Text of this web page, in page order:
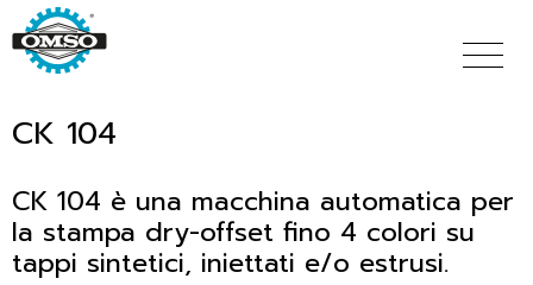
Salta
al
contenuto
CK 104
CK 104 è una macchina automatica per
la stampa dry-offset fino 4 colori su
tappi sintetici, iniettati e/o estrusi.